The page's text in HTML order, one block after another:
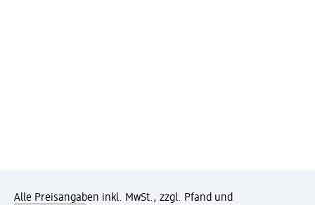
Alle Preisangaben inkl. MwSt., zzgl. Pfand und